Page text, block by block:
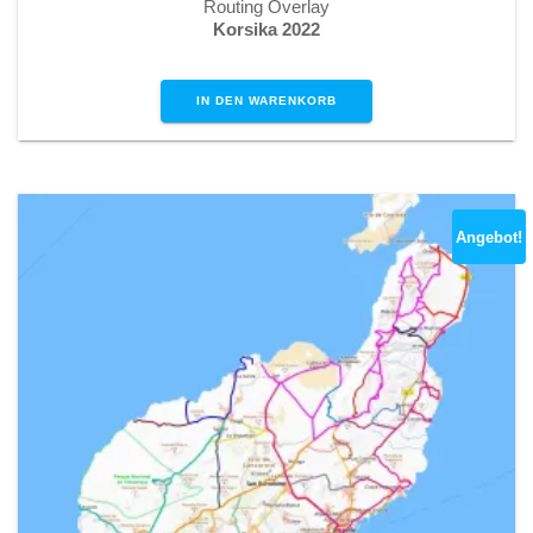
Routing Overlay
Korsika 2022
IN DEN WARENKORB
Angebot!